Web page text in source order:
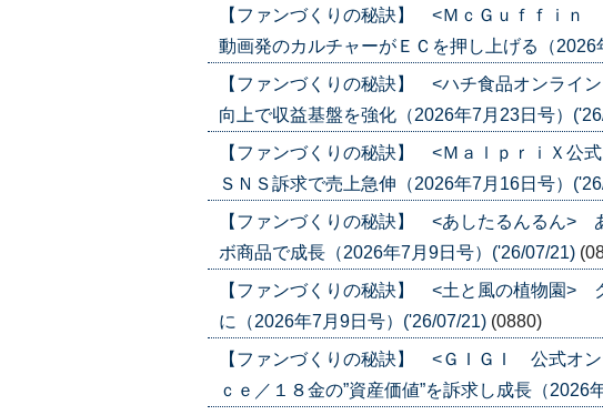
【ファンづくりの秘訣】 <ＭｃＧｕｆｆｉ
動画発のカルチャーがＥＣを押し上げる（
【ファンづくりの秘訣】 <ハチ食品オンライ
向上で収益基盤を強化（2026年7月23日号）
【ファンづくりの秘訣】 <ＭａｌｐｒｉＸ公
ＳＮＳ訴求で売上急伸（2026年7月16日号）
【ファンづくりの秘訣】 <あしたるんるん>
ボ商品で成長（2026年7月9日号）('26/07/21)
【ファンづくりの秘訣】 <土と風の植物園>
に（2026年7月9日号）('26/07/21) (0880)
【ファンづくりの秘訣】 <ＧＩＧＩ 公式オ
ｃｅ／１８金の”資産価値”を訴求し成長（2026